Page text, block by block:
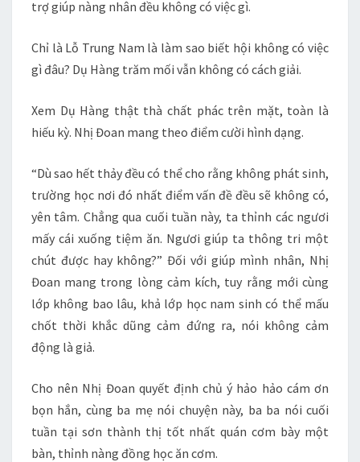
trợ giúp nàng nhân đều không có việc gì.
Chỉ là Lỗ Trung Nam là làm sao biết hội không có việc
gì đâu? Dụ Hàng trăm mối vẫn không có cách giải.
Xem Dụ Hàng thật thà chất phác trên mặt, toàn là
hiếu kỳ. Nhị Đoan mang theo điểm cười hình dạng.
“Dù sao hết thảy đều có thể cho rằng không phát sinh,
trường học nơi đó nhất điểm vấn đề đều sẽ không có,
yên tâm. Chẳng qua cuối tuần này, ta thỉnh các ngươi
mấy cái xuống tiệm ăn. Ngươi giúp ta thông tri một
chút được hay không?” Đối với giúp mình nhân, Nhị
Đoan mang trong lòng cảm kích, tuy rằng mới cùng
lớp không bao lâu, khả lớp học nam sinh có thể mấu
chốt thời khắc dũng cảm đứng ra, nói không cảm
động là giả.
Cho nên Nhị Đoan quyết định chủ ý hảo hảo cám ơn
bọn hắn, cùng ba mẹ nói chuyện này, ba ba nói cuối
tuần tại sơn thành thị tốt nhất quán cơm bày một
bàn, thỉnh nàng đồng học ăn cơm.